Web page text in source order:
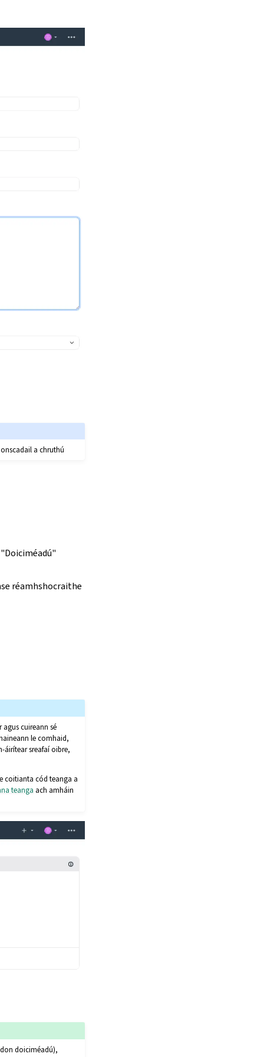
a chruthú
réamhshocraithe
cuireann sé
le comhaid,
áirítear sreafaí oibre,
coitianta cód teanga a
teanga ach amháin
doiciméadú),